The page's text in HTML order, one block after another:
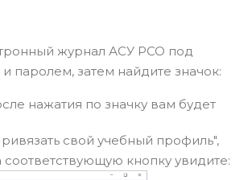
журнал АСУ РСО под
паролем, затем найдите значок:
нажатия по значку вам будет
свой учебный профиль",
кнопку увидите: